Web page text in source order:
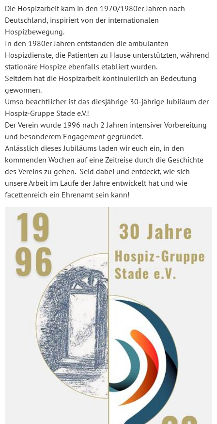
Die Hospizarbeit kam in den 1970/1980er Jahren nach
Deutschland, inspiriert von der internationalen
Hospizbewegung.
In den 1980er Jahren entstanden die ambulanten
Hospizdienste, die Patienten zu Hause unterstützten, während
stationäre Hospize ebenfalls etabliert wurden.
Seitdem hat die Hospizarbeit kontinuierlich an Bedeutung
gewonnen.
Umso beachtlicher ist das diesjährige 30-jährige Jubiläum der
Hospiz-Gruppe Stade e.V.!
Der Verein wurde 1996 nach 2 Jahren intensiver Vorbereitung
und besonderem Engagement gegründet.
Anlässlich dieses Jubiläums laden wir euch ein, in den
kommenden Wochen auf eine Zeitreise durch die Geschichte
des Vereins zu gehen. Seid dabei und entdeckt, wie sich
unsere Arbeit im Laufe der Jahre entwickelt hat und wie
facettenreich ein Ehrenamt sein kann!